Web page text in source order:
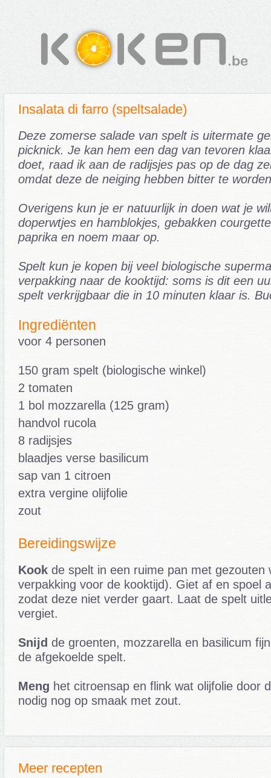
Insalata di farro (speltsalade)
Deze zomerse salade van spelt is uitermate
picknick. Je kan hem een dag van tevoren
doet, raad ik aan de radijsjes pas op de dag
omdat deze de neiging hebben bitter te
Overigens kun je er natuurlijk in doen wat je
doperwtjes en hamblokjes, gebakken
paprika en noem maar op.
Spelt kun je kopen bij veel biologische
verpakking naar de kooktijd: soms is dit een
spelt verkrijgbaar die in 10 minuten klaar is.
Ingrediënten
voor 4 personen
150 gram spelt (biologische winkel)
2 tomaten
1 bol mozzarella (125 gram)
handvol rucola
8 radijsjes
blaadjes verse basilicum
sap van 1 citroen
extra vergine olijfolie
zout
Bereidingswijze
Kook de spelt in een ruime pan met gezouten
verpakking voor de kooktijd). Giet af en spoel
zodat deze niet verder gaart. Laat de spelt
vergiet.
Snijd de groenten, mozzarella en basilicum
de afgekoelde spelt.
Meng het citroensap en flink wat olijfolie door
nodig nog op smaak met zout.
Meer recepten